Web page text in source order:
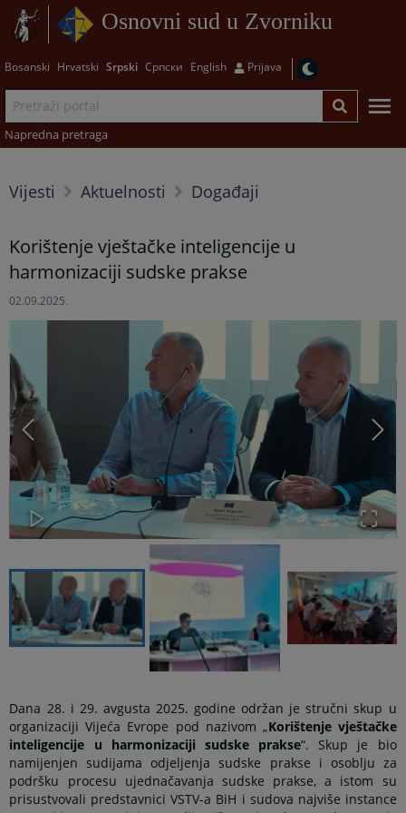
Osnovni sud u Zvorniku
Bosanski Hrvatski Srpski Српски English Prijava
Napredna pretraga
Vijesti Aktuelnosti Događaji
Korištenje vještačke inteligencije u
harmonizaciji sudske prakse
02.09.2025.
Dana 28. i 29. avgusta 2025. godine održan je stručni skup u
organizaciji Vijeća Evrope pod nazivom „Korištenje vještačke
inteligencije u harmonizaciji sudske prakse“. Skup je bio
namijenjen sudijama odjeljenja sudske prakse i osoblju za
podršku procesu ujednačavanja sudske prakse, a istom su
prisustvovali predstavnici VSTV-a BiH i sudova najviše instance